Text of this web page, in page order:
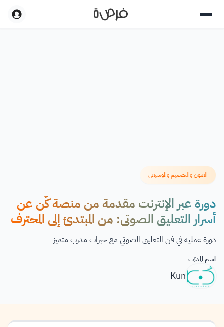
الفنون والتصميم والموسيقى
دورة عبر الإنترنت مقدمة من منصة كٌن عن
أسرار التعليق الصوتي: من المبتدئ إلى المحترف
دورة عملية في فن التعليق الصوتي مع خبرات مدرب متميز
اسم المدرّب
Kun